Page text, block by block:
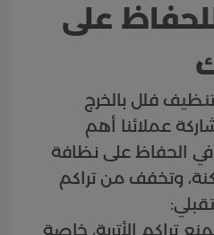
على
فلل بالخرج
على مشاركة عملائنا أهم
في الحفاظ على نظافة
وتخفف من تراكم
تراكم الأتربة، خاصة